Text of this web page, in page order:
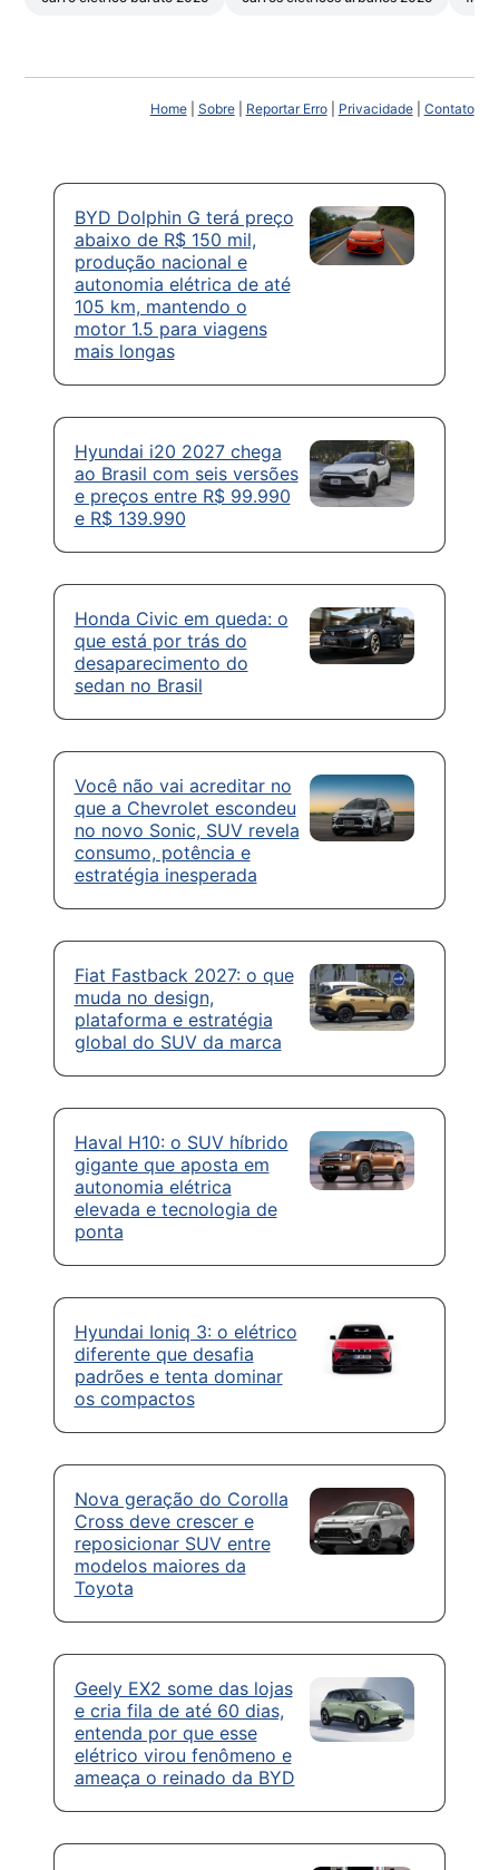
Home| Sobre| Reportar Erro| Privacidade| Contato
BYD Dolphin G terá preço
abaixo de R$ 150 mil,
produção nacional e
autonomia elétrica de até
105 km, mantendo o
motor 1.5 para viagens
mais longas
Hyundai i20 2027 chega
ao Brasil com seis versões
e preços entre R$ 99.990
e R$ 139.990
Honda Civic em queda: o
que está por trás do
desaparecimento do
sedan no Brasil
Você não vai acreditar no
que a Chevrolet escondeu
no novo Sonic, SUV revela
consumo, potência e
estratégia inesperada
Fiat Fastback 2027: o que
muda no design,
plataforma e estratégia
global do SUV da marca
Haval H10: o SUV híbrido
gigante que aposta em
autonomia elétrica
elevada e tecnologia de
ponta
Hyundai Ioniq 3: o elétrico
diferente que desafia
padrões e tenta dominar
os compactos
Nova geração do Corolla
Cross deve crescer e
reposicionar SUV entre
modelos maiores da
Toyota
Geely EX2 some das lojas
e cria fila de até 60 dias,
entenda por que esse
elétrico virou fenômeno e
ameaça o reinado da BYD